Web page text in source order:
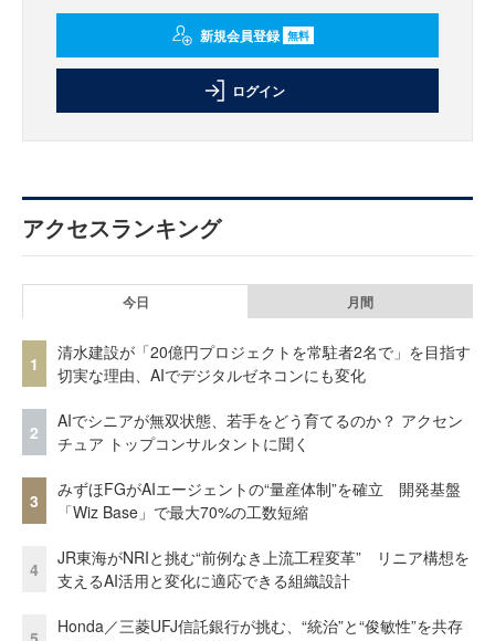
新規会員登録 無料
ログイン
アクセスランキング
今日 月間
1
清水建設が「20億円プロジェクトを常駐者2名で」を目指す
切実な理由、AIでデジタルゼネコンにも変化
2
AIでシニアが無双状態、若手をどう育てるのか？ アクセン
チュア トップコンサルタントに聞く
3
みずほFGがAIエージェントの“量産体制”を確立 開発基盤
「Wiz Base」で最大70%の工数短縮
4
JR東海がNRIと挑む“前例なき上流工程変革” リニア構想を
支えるAI活用と変化に適応できる組織設計
Honda／三菱UFJ信託銀行が挑む、“統治”と“俊敏性”を共存